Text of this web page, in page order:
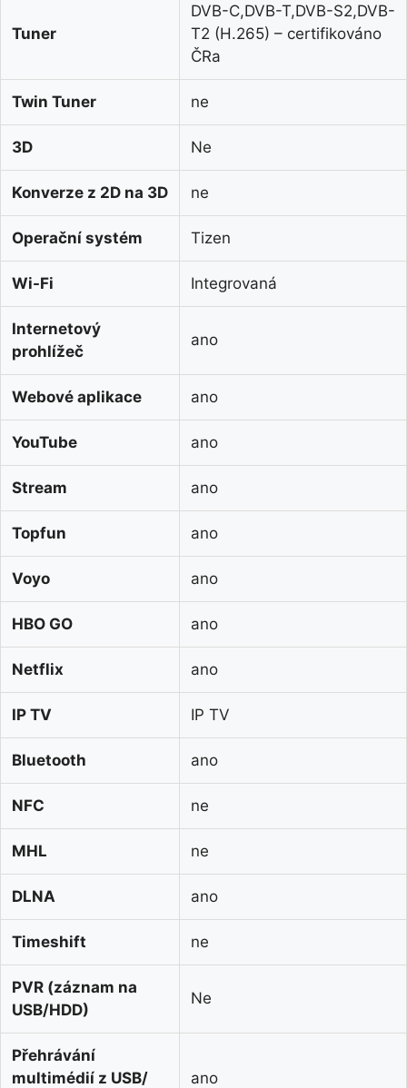
Tuner
DVB-C,DVB-T,DVB-S2,DVB-
T2 (H.265) – certifikováno
ČRa
Twin Tuner ne
3D Ne
Konverze z 2D na 3D ne
Operační systém Tizen
Wi-Fi Integrovaná
Internetový
prohlížeč
ano
Webové aplikace ano
YouTube ano
Stream ano
Topfun ano
Voyo ano
HBO GO ano
Netflix ano
IP TV IP TV
Bluetooth ano
NFC ne
MHL ne
DLNA ano
Timeshift ne
PVR (záznam na
USB/HDD)
Ne
Přehrávání
multimédií z USB/
ano